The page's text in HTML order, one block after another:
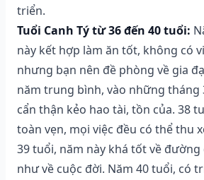
triển.
Tuổi Canh Tý từ 36 đến 40 tuổi:
này kết hợp làm ăn tốt, không có
nhưng bạn nên đề phòng về gia
năm trung bình, vào những tháng
cẩn thận kẻo hao tài, tồn của. 38
toàn vẹn, mọi việc đều có thể thu
39 tuổi, năm này khá tốt về
như về cuộc đời. Năm 40 tuổi, có